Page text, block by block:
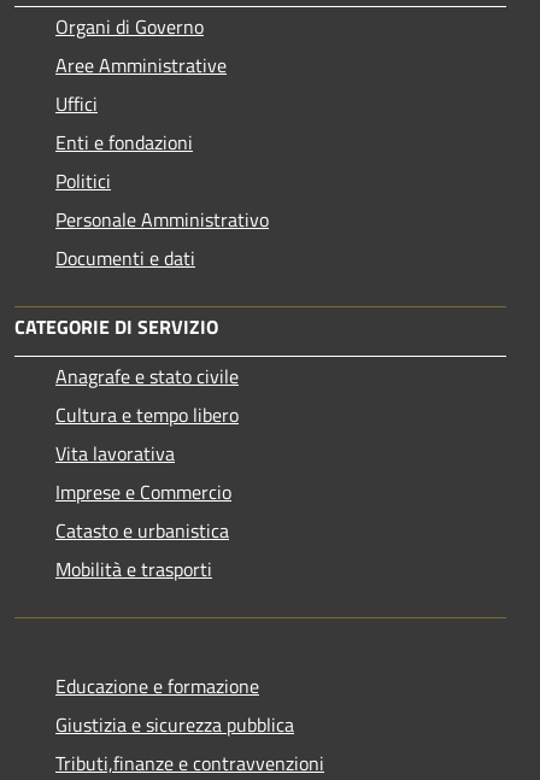
Organi di Governo
Aree Amministrative
Uffici
Enti e fondazioni
Politici
Personale Amministrativo
Documenti e dati
CATEGORIE DI SERVIZIO
Anagrafe e stato civile
Cultura e tempo libero
Vita lavorativa
Imprese e Commercio
Catasto e urbanistica
Mobilità e trasporti
Educazione e formazione
Giustizia e sicurezza pubblica
Tributi,finanze e contravvenzioni